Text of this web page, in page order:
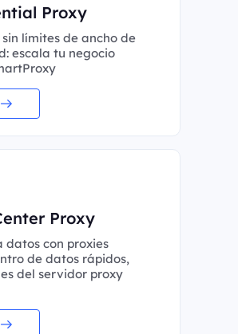
Proxy
límites de ancho de
escala tu negocio
Proxy
datos con proxies
de datos rápidos,
del servidor proxy